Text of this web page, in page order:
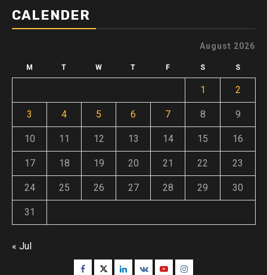
CALENDER
August 2026
M T W T F S S
1 2
3 4 5 6 7 8 9
10 11 12 13 14 15 16
17 18 19 20 21 22 23
24 25 26 27 28 29 30
31
« Jul
Facebook
TwitterLinkedin
VK YoutubeInstagram